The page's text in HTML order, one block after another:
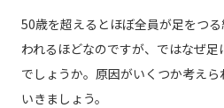
50歳を超えるとほぼ全員が足をつ
われるほどなのですが、ではなぜ
でしょうか。原因がいくつか考え
いきましょう。